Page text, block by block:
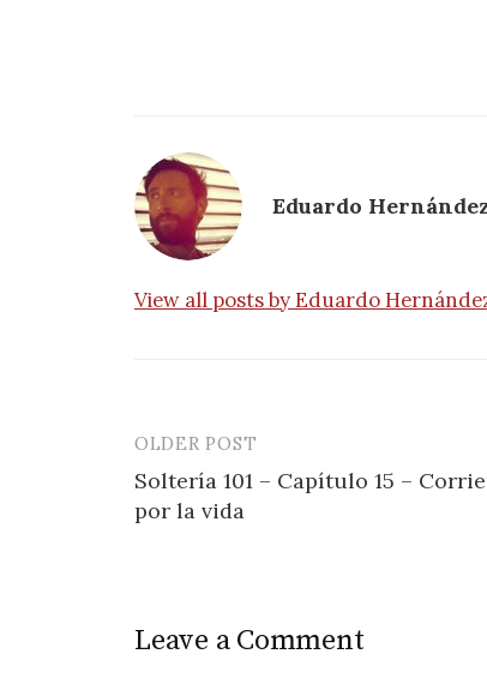
Eduardo
View all posts by Eduardo
Post
navigation
OLDER POST
Soltería 101 – Capítulo 15 –
por la vida
Leave a Comment